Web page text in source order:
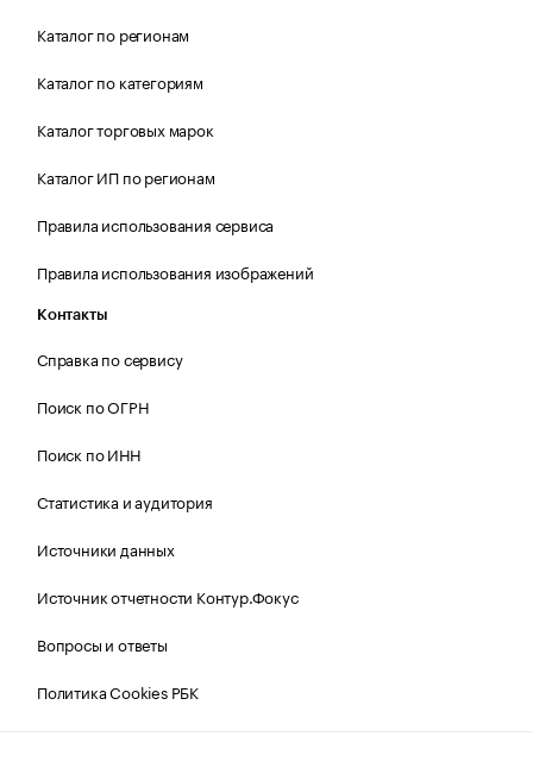
Каталог по регионам
Каталог по категориям
Каталог торговых марок
Каталог ИП по регионам
Правила использования сервиса
Правила использования изображений
Контакты
Справка по сервису
Поиск по ОГРН
Поиск по ИНН
Статистика и аудитория
Источники данных
Источник отчетности Контур.Фокус
Вопросы и ответы
Политика Cookies РБК